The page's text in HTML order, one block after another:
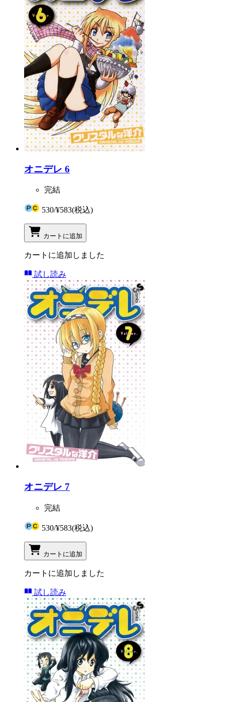
オニデレ 6
完結
530/¥583(税込)
カートに追加
カートに追加しました
試し読み
オニデレ 7
完結
530/¥583(税込)
カートに追加
カートに追加しました
試し読み